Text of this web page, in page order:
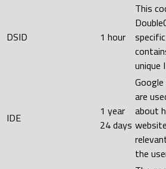
DSID 1 hour
This
unique
IDE
1 year
24 days
Google
are
about
the